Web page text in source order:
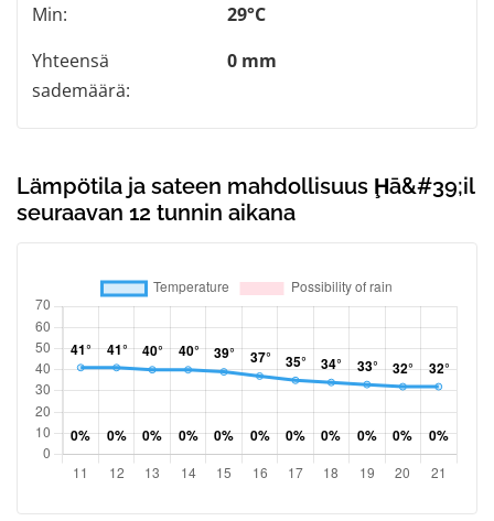
Min:
29°C
Yhteensä
sademäärä:
0 mm
Lämpötila ja sateen mahdollisuus Ḩā&#39;il
seuraavan 12 tunnin aikana